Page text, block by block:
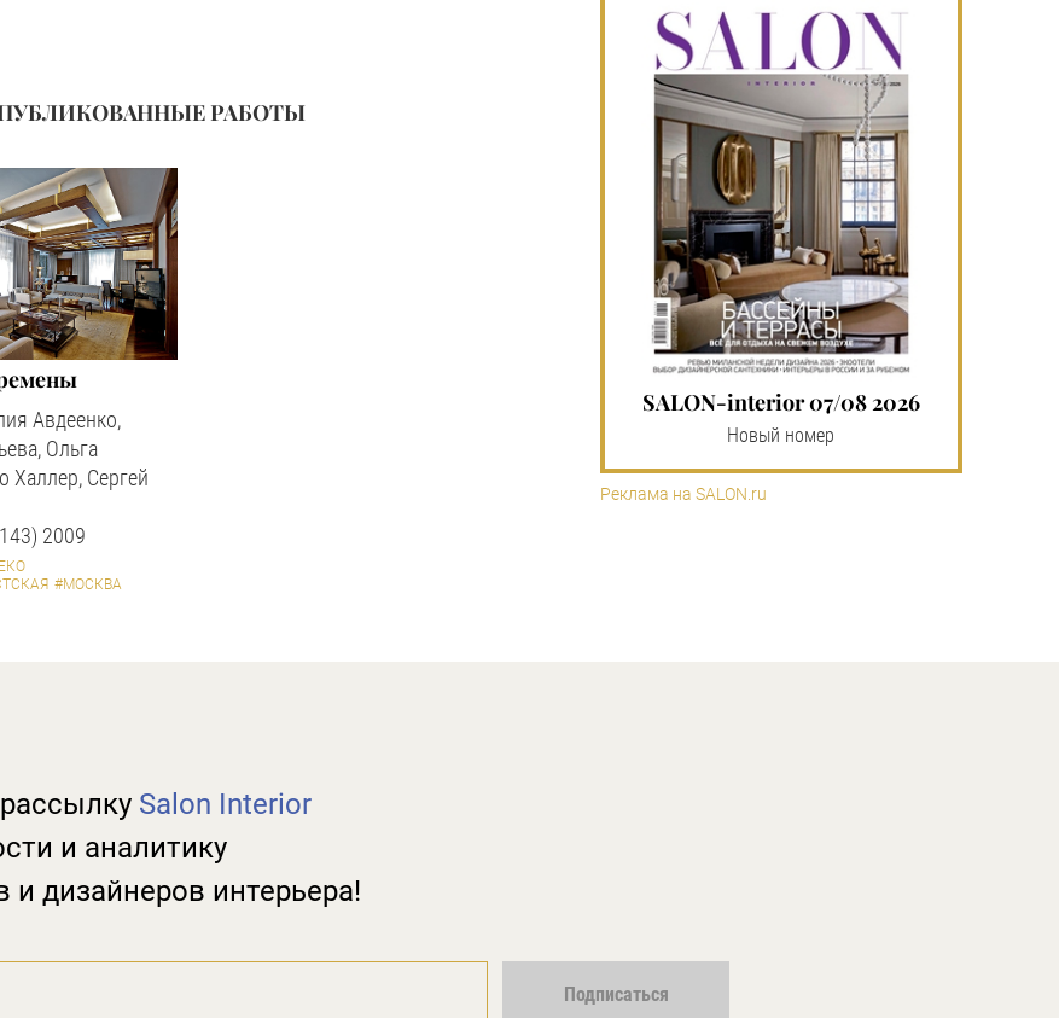
РАБОТЫ
Авдеенко,
Ольга
Халлер, Сергей
2009
#МОСКВА
SALON-interior 07/08 2026
Новый номер
Реклама на SALON.ru
Salon Interior
и аналитику
и дизайнеров интерьера!
Подписаться